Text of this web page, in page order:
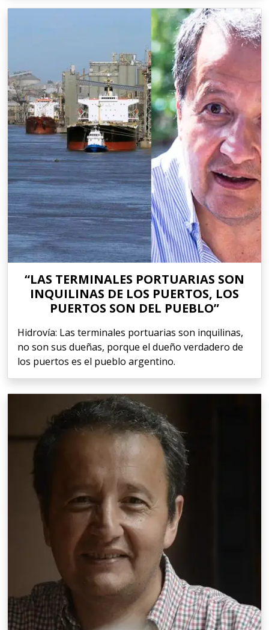
“LAS TERMINALES PORTUARIAS SON
INQUILINAS DE LOS PUERTOS, LOS
PUERTOS SON DEL PUEBLO”
Hidrovía: Las terminales portuarias son inquilinas,
no son sus dueñas, porque el dueño verdadero de
los puertos es el pueblo argentino.